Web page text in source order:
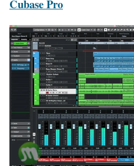
Cubase Pro